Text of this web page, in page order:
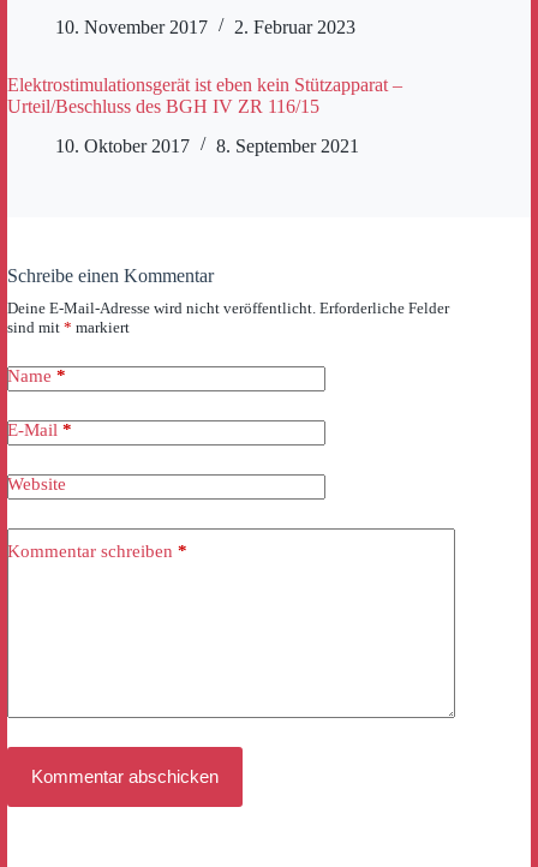
10. November 2017
2. Februar 2023
Elektrostimulationsgerät ist eben kein Stützapparat –
Urteil/Beschluss des BGH IV ZR 116/15
10. Oktober 2017
8. September 2021
Schreibe einen Kommentar
Deine E-Mail-Adresse wird nicht veröffentlicht. Erforderliche Felder
sind mit * markiert
Name *
E-Mail *
Website
Kommentar schreiben *
Kommentar abschicken